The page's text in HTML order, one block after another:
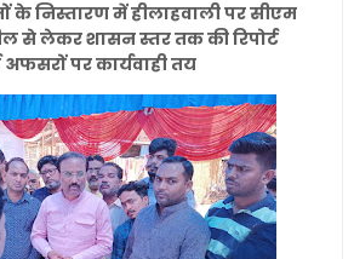
निस्तारण में हीलाहवाली पर सीएम
से लेकर शासन स्तर तक की रिपोर्ट
पर कार्यवाही तय